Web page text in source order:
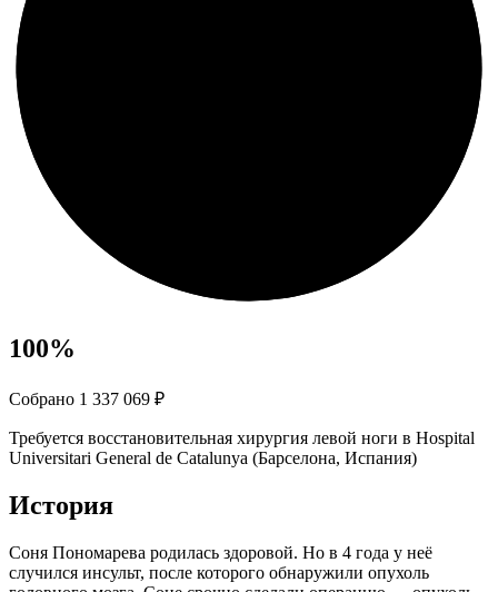
100%
Собрано 1 337 069 ₽
Требуется восстановительная хирургия левой ноги в Hospital
Universitari General de Catalunya (Барселона, Испания)
История
Соня Пономарева родилась здоровой. Но в 4 года у неё
случился инсульт, после которого обнаружили опухоль